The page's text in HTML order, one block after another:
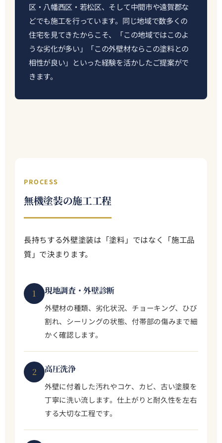
区・八幡西区・若松区、そして中間市や遠賀郡な
どでも施工を行っています。同じ地域で数多くの
住宅を見てきたからこそ、「この地域ではこのよ
うな劣化が多い」「この外壁材ならこの塗料との
相性が良い」といった経験を活かしたご提案がで
きます。
PROCESS
無機塗装の施工工程
長持ちする外壁塗装は「塗料」ではなく「施工品
質」で決まります。
1 現地調査・外壁診断
外壁材の種類、劣化状況、チョーキング、ひび
割れ、シーリングの状態、付帯部の傷みまで細
かく確認します。
2 高圧洗浄
外壁に付着した汚れやコケ、カビ、古い塗膜を
丁寧に洗い流します。仕上がりと耐久性を左右
する大切な工程です。